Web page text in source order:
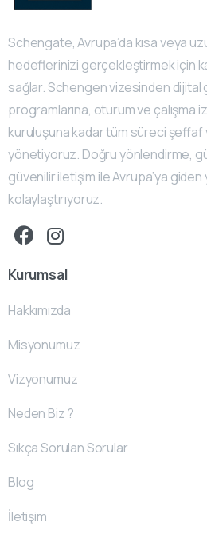
Schengate, Avrupa’da kısa veya
hedeflerinizi gerçekleştirmek için
sağlar. Schengen vizesinden
programlarına, oturum ve çalışma
kuruluşuna kadar tüm süreci şeffaf
yönetiyoruz. Doğru yönlendirme,
güvenilir iletişim ile Avrupa’ya
kolaylaştırıyoruz.
Kurumsal
Hakkımızda
Misyonumuz
Vizyonumuz
Neden Biz ?
Sıkça Sorulan Sorular
Blog
İletişim